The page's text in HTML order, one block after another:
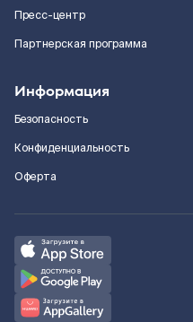
Пресс-центр
Партнерская программа
Информация
Безопасность
Конфиденциальность
Оферта